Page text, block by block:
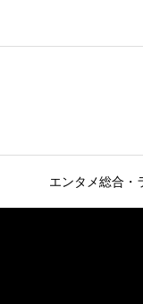
エンタメ総合・